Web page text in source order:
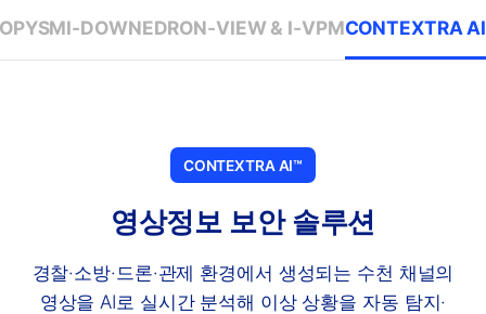
SMI-DOWNEDRON-VIEW & I-VPMCONTEXTRA AI
CONTEXTRA AI™
영상정보 보안 솔루션
경찰·소방·드론·관제 환경에서 생성되는 수천 채널의
영상을 AI로 실시간 분석해 이상 상황을 자동 탐지·